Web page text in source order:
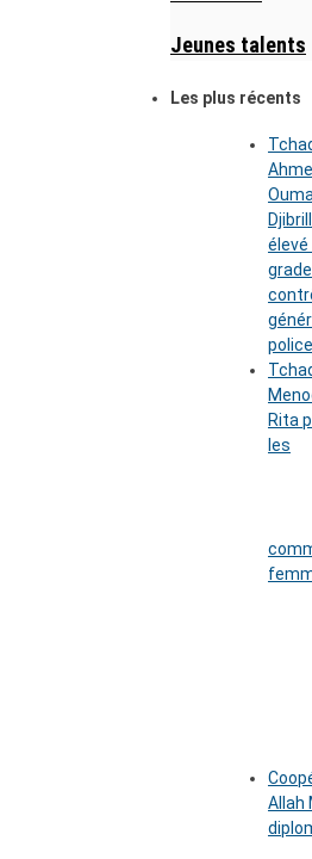
Jeunes talents
Les plus récents
élevé
police
Rita
les
Allah